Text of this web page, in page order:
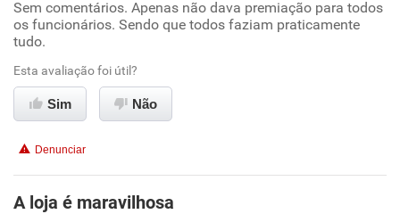
Oportunidade de promoção
Conciliação com a vida familiar
Sem comentários. Apenas não dava premiação para todos
os funcionários. Sendo que todos faziam praticamente
tudo.
Esta avaliação foi útil?
Sim Não
Denunciar
A loja é maravilhosa